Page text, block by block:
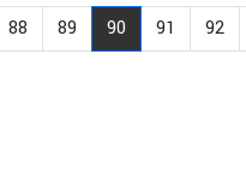
88 89 90 91 92